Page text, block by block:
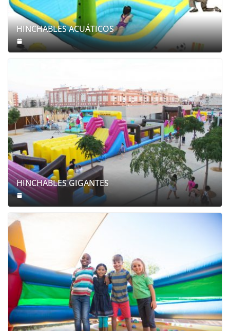
HINCHABLES ACUÁTICOS
HINCHABLES GIGANTES